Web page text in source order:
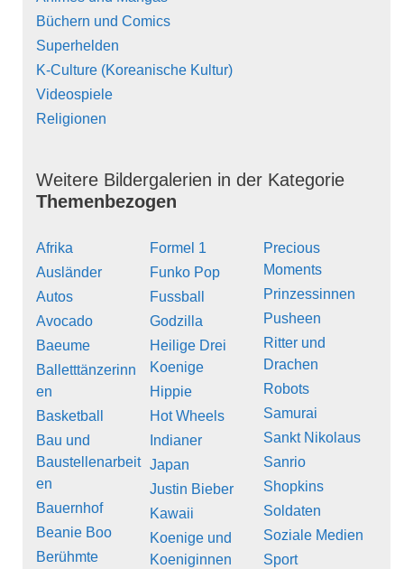
Büchern und Comics
Superhelden
K-Culture (Koreanische Kultur)
Videospiele
Religionen
Weitere Bildergalerien in der Kategorie
Themenbezogen
Afrika
Ausländer
Autos
Avocado
Baeume
Balletttänzerinn
en
Basketball
Bau und
Baustellenarbeit
en
Bauernhof
Beanie Boo
Berühmte
Formel 1
Funko Pop
Fussball
Godzilla
Heilige Drei
Koenige
Hippie
Hot Wheels
Indianer
Japan
Justin Bieber
Kawaii
Koenige und
Koeniginnen
Precious
Moments
Prinzessinnen
Pusheen
Ritter und
Drachen
Robots
Samurai
Sankt Nikolaus
Sanrio
Shopkins
Soldaten
Soziale Medien
Sport